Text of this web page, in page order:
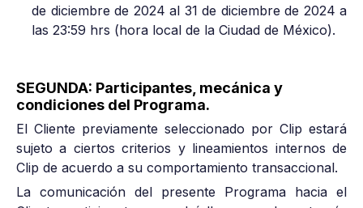
de diciembre de 2024 al 31 de diciembre de 2024 a
las 23:59 hrs (hora local de la Ciudad de México).
SEGUNDA: Participantes, mecánica y
condiciones del Programa.
El Cliente previamente seleccionado por Clip estará
sujeto a ciertos criterios y lineamientos internos de
Clip de acuerdo a su comportamiento transaccional.
La comunicación del presente Programa hacia el